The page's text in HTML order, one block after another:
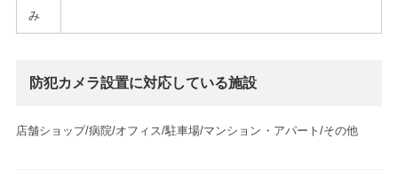
み
防犯カメラ設置に対応している施設
店舗ショップ/病院/オフィス/駐車場/マンション・アパート/その他